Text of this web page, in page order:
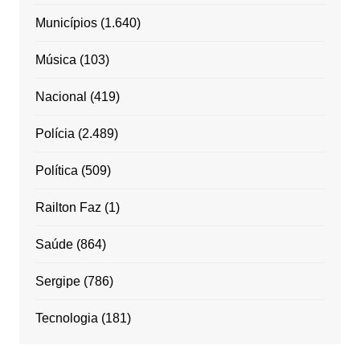
Municípios(1.640)
Música (103)
Nacional (419)
Polícia (2.489)
Política (509)
Railton Faz (1)
Saúde(864)
Sergipe(786)
Tecnologia (181)